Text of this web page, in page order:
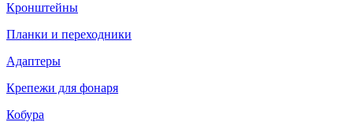
Кронштейны
Планки и переходники
Адаптеры
Крепежи для фонаря
Кобура